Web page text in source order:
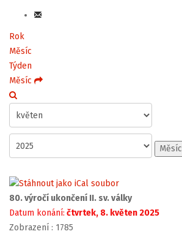
Rok
Měsíc
Týden
Měsíc
Měsíc
80. výročí ukončení II. sv. války
Datum konání: čtvrtek, 8. květen 2025
Zobrazení : 1785